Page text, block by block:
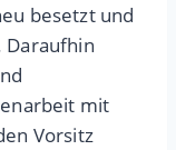
besetzt und
Daraufhin
mit
Vorsitz